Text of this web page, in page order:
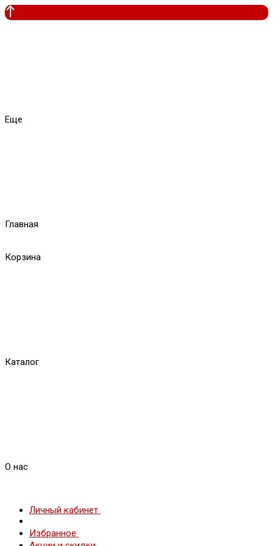
Еще
Главная
Корзина
Каталог
О нас
Личный кабинет
Избранное